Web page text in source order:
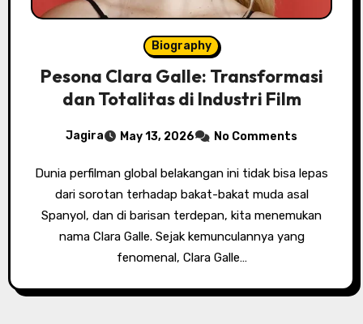
Biography
Pesona Clara Galle: Transformasi
dan Totalitas di Industri Film
Jagira May 13, 2026 No Comments
Dunia perfilman global belakangan ini tidak bisa lepas
dari sorotan terhadap bakat-bakat muda asal
Spanyol, dan di barisan terdepan, kita menemukan
nama Clara Galle. Sejak kemunculannya yang
fenomenal, Clara Galle…